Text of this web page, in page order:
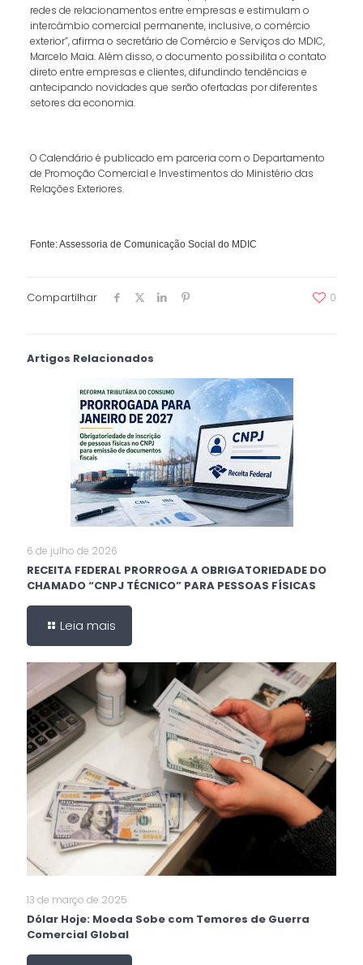
redes de relacionamentos entre empresas e estimulam o
intercâmbio comercial permanente, inclusive, o comércio
exterior”, afirma o secretário de Comércio e Serviços do MDIC,
Marcelo Maia. Além disso, o documento possibilita o contato
direto entre empresas e clientes, difundindo tendências e
antecipando novidades que serão ofertadas por diferentes
setores da economia.
O Calendário é publicado em parceria com o Departamento
de Promoção Comercial e Investimentos do Ministério das
Relações Exteriores.
Fonte: Assessoria de Comunicação Social do MDIC
Compartilhar 0
Artigos Relacionados
6 de julho de 2026
RECEITA FEDERAL PRORROGA A OBRIGATORIEDADE DO
CHAMADO “CNPJ TÉCNICO” PARA PESSOAS FÍSICAS
Leia mais
13 de março de 2025
Dólar Hoje: Moeda Sobe com Temores de Guerra
Comercial Global